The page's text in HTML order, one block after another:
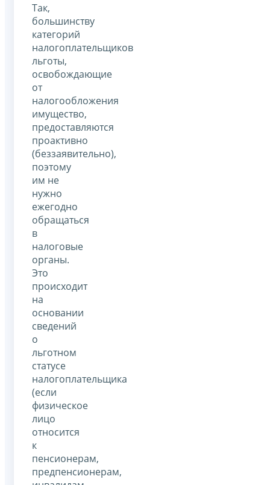
Так,
большинству
категорий
налогоплательщиков
льготы,
освобождающие
от
налогообложения
имущество,
предоставляются
проактивно
(беззаявительно),
поэтому
им не
нужно
ежегодно
обращаться
в
налоговые
органы.
Это
происходит
на
основании
сведений
о
льготном
статусе
налогоплательщика
(если
физическое
лицо
относится
к
пенсионерам,
предпенсионерам,